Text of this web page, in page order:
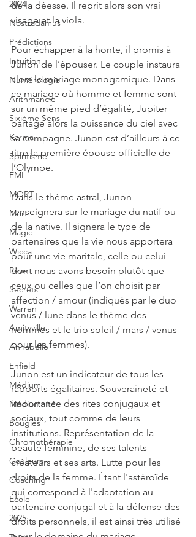
2024
Nostradamus
Prédictions
Intuition
Numérologie
Arithmancie
Sixième Sens
Karma
Spiritisme
EMI
MORT
Mort
Magie
Wicca
Rêve
Secrets
Warren
Amityville
Annabelle
Enfield
Médium
Médiumnité
Bougies
Chromothérapie
Couleurs
Coaching
École
2025
de la déesse. Il reprit alors son vrai
visage et la viola.
Pour échapper à la honte, il promis à
Junon de l’épouser. Le couple instaura
alors le mariage monogamique. Dans
ce mariage où homme et femme sont
sur un même pied d’égalité, Jupiter
partage alors la puissance du ciel avec
sa compagne. Junon est d’ailleurs à ce
titre la première épouse officielle de
l’Olympe.
Dans le thème astral, Junon
renseignera sur le mariage du natif ou
de la native. Il signera le type de
partenaires que la vie nous apportera
pour une vie maritale, celle ou celui
dont nous avons besoin plutôt que
ceux ou celles que l’on choisit par
affection / amour (indiqués par le duo
venus / lune dans le thème des
hommes et le trio soleil / mars / venus
pour les femmes).
Junon est un indicateur de tous les
rapports égalitaires. Souveraineté et
importance des rites conjugaux et
sociaux, tout comme de leurs
institutions. Représentation de la
beauté féminine, de ses talents
créateurs et ses arts. Lutte pour les
droits de la femme. Étant l'astéroïde
qui correspond à l'adaptation au
partenaire conjugal et à la défense des
droits personnels, il est ainsi très utilisé